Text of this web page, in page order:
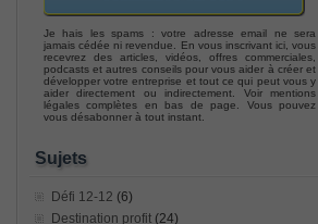
Je hais les spams : votre adresse email ne sera
jamais cédée ni revendue. En vous inscrivant ici, vous
recevrez des articles, vidéos, offres commerciales,
podcasts et autres conseils pour vous aider à créer et
développer votre entreprise et tout ce qui peut vous y
aider directement ou indirectement. Voir mentions
légales complètes en bas de page. Vous pouvez
vous désabonner à tout instant.
Sujets
Défi 12-12 (6)
Destination profit (24)